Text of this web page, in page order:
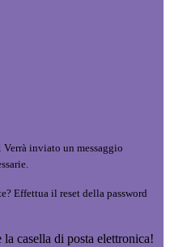
Verrà inviato un messaggio
Effettua il reset della password
casella di posta elettronica!